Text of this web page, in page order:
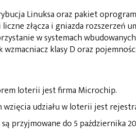
Linuksa oraz pakiet
złącza i gniazda rozszerzeń
w systemach
wzmacniacz klasy D oraz
loterii jest firma Microchip.
wzięcia udziału w loterii jest
przyjmowane do 5 października